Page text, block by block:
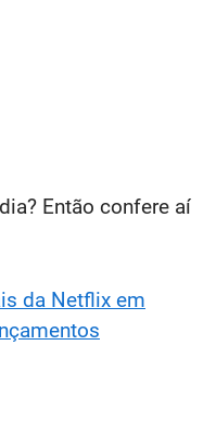
Então confere aí
da Netflix em